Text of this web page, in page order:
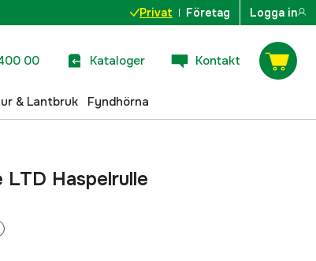
Privat Företag Logga in
00 Kataloger Kontakt
& Lantbruk Fyndhörna
LTD Haspelrulle